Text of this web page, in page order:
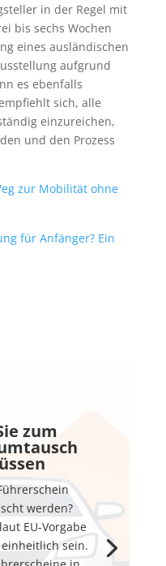
in der Regel mit
bis sechs Wochen
eines ausländischen
aufgrund
es ebenfalls
sich, alle
einzureichen,
und den Prozess
zur Mobilität ohne
für Anfänger? Ein
zum
werden?
EU-Vorgabe
sein.